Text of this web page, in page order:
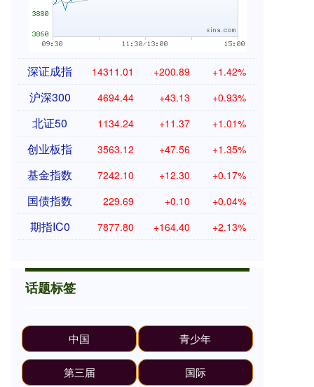
深证成指 14311.01 +200.89 +1.42%
沪深300 4694.44 +43.13 +0.93%
北证50 1134.24 +11.37 +1.01%
创业板指 3563.12 +47.56 +1.35%
基金指数 7242.10 +12.30 +0.17%
国债指数 229.69 +0.10 +0.04%
期指IC0 7877.80 +164.40 +2.13%
话题标签
中国 青少年
第三届 国际